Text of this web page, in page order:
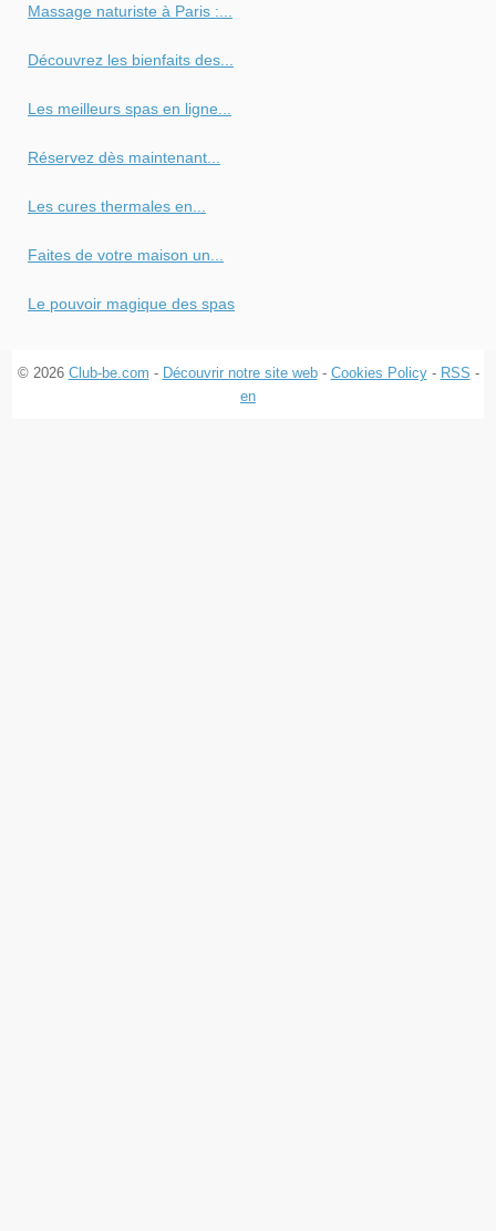
Massage naturiste à Paris :...
Découvrez les bienfaits des...
Les meilleurs spas en ligne...
Réservez dès maintenant...
Les cures thermales en...
Faites de votre maison un...
Le pouvoir magique des spas
© 2026 Club-be.com - Découvrir notre site web- Cookies Policy- RSS -
en